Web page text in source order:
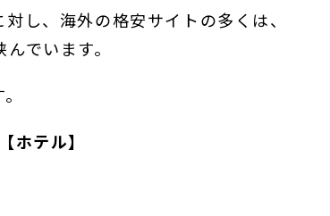
し、海外の格安サイトの多くは、
んでいます。
テル】